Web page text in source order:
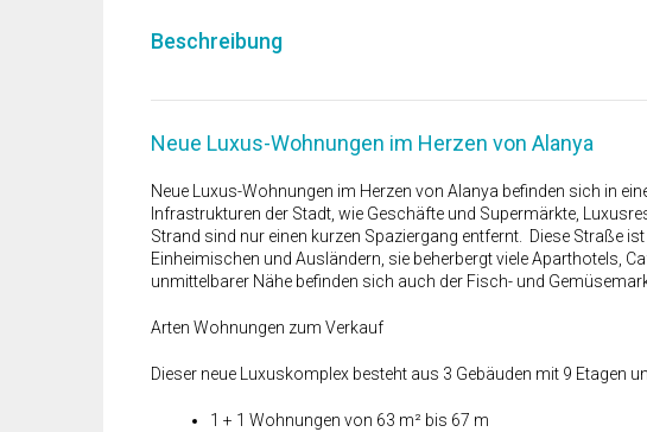
Beschreibung
Neue Luxus-Wohnungen im Herzen von Alanya
Neue Luxus-Wohnungen im Herzen von Alanya befinden sich in
Infrastrukturen der Stadt, wie Geschäfte und Supermärkte,
Strand sind nur einen kurzen Spaziergang entfernt. Diese Straße
Einheimischen und Ausländern, sie beherbergt viele Aparthotels,
unmittelbarer Nähe befinden sich auch der Fisch- und
Arten Wohnungen zum Verkauf
Dieser neue Luxuskomplex besteht aus 3 Gebäuden mit 9 Etagen
1 + 1 Wohnungen von 63 m² bis 67 m